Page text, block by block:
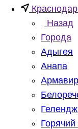
Краснодар
Назад
Города
Адыгея
Анапа
Армавир